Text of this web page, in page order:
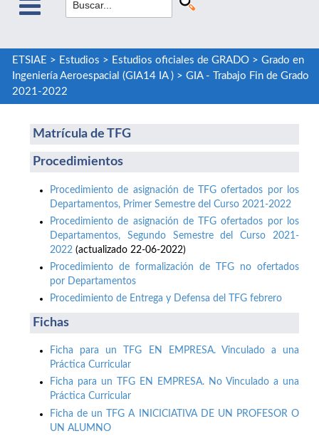
ETSIAE > Estudios > Estudios oficiales de GRADO> Grado en
Ingeniería Aeroespacial (GIA14 IA )> GIA - Trabajo Fin de Grado
2021-2022
Matrícula de TFG
Procedimientos
Procedimiento de asignación de TFG ofertados por los
Departamentos, Primer Semestre del Curso 2021-2022
Procedimiento de asignación de TFG ofertados por los
Departamentos, Segundo Semestre del Curso 2021-
2022 (actualizado 22-06-2022)
Procedimiento de formalización de TFG no ofertados
por Departamentos
Procedimiento de Entrega y Defensa del TFG febrero
Fichas
Ficha para un TFG EN EMPRESA. Vinculado a una
Práctica Curricular
Ficha para un TFG EN EMPRESA. No Vinculado a una
Práctica Curricular
Ficha de un TFG A INICICIATIVA DE UN PROFESOR O
UN ALUMNO